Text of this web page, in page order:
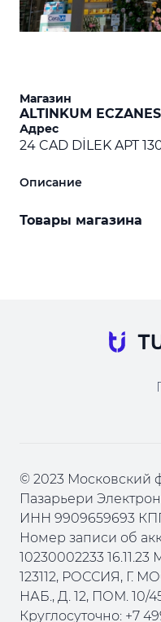
Магазин
ALTINKUM
Адрес
24 CAD DİLEK APT
Описание
Товары магазина
© 2023 Московский
Пазарьери
ИНН 9909659693
Номер записи об
10230002233
123112, РОССИЯ, Г.
НАБ., Д. 12, ПОМ. 10/
Круглосуточно: +7